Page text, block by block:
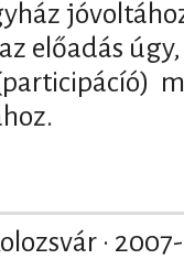
előadás
·